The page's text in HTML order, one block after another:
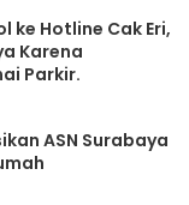
ke Hotline Cak Eri,
Karena
Parkir.
ASN Surabaya